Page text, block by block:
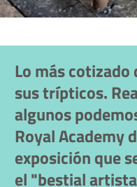
Lo más cotizado
sus trípticos.
algunos
Royal Academy
exposición que
el "bestial